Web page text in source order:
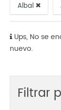
Albal
Ups, No se
nuevo.
Filtrar